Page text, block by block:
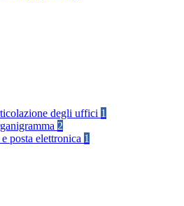
degli uffici 1
2
posta elettronica 1